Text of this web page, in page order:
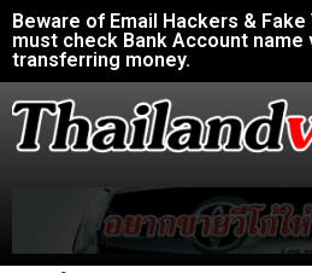
Beware of Email Hackers &
must check Bank Account name
transferring money.